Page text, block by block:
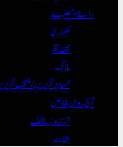
رائے و تبصرے
لکھاری
نقطہ نظر
بلاگ
مہمان تحریریں / منتخب
آج روس خاص
آج روس بیٹھک
ملقات